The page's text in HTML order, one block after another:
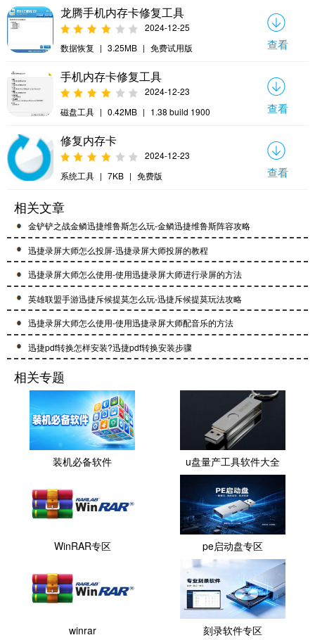
龙腾手机内存卡修复工具
2024-12-25
数据恢复 | 3.25MB | 免费试用版 查看
手机内存卡修复工具
2024-12-23
磁盘工具 | 0.42MB | 1.38 build 1900 查看
修复内存卡
2024-12-23
系统工具 | 7KB | 免费版 查看
相关文章
金铲铲之战金鳞迅捷维鲁斯怎么玩-金鳞迅捷维鲁斯阵容攻略
迅捷录屏大师怎么投屏-迅捷录屏大师投屏的教程
迅捷录屏大师怎么使用-使用迅捷录屏大师进行录屏的方法
英雄联盟手游迅捷斥候提莫怎么玩-迅捷斥候提莫玩法攻略
迅捷录屏大师怎么使用-使用迅捷录屏大师配音乐的方法
迅捷pdf转换怎样安装?迅捷pdf转换安装步骤
相关专题
装机必备软件 u盘量产工具软件大全
WinRAR专区 pe启动盘专区
winrar 刻录软件专区